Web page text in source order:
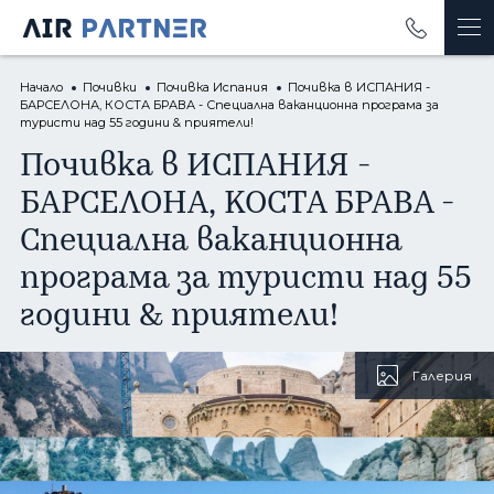
От Варна
Почивки
Екскурзии
Полети
Круизи
Бизнес пътувания
Луксозен туризъм
Застраховки
ОЩЕ
Начало Почивки Почивка Испания
Почивка в ИСПАНИЯ -
БАРСЕЛОНА, КОСТА БРАВА - Специална ваканционна програма за
туристи над 55 години & приятели!
Почивка в ИСПАНИЯ -
БАРСЕЛОНА, КОСТА БРАВА -
Специална ваканционна
програма за туристи над 55
години & приятели!
Галерия